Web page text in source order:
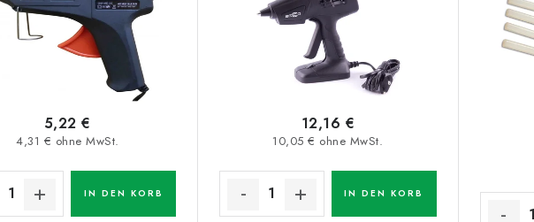
4,31 € ohne MwSt.
5,22 €
IN DEN KORB
10,05 € ohne MwSt.
12,16 €
IN DEN KORB